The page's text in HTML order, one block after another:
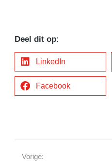
Deel dit op:
LinkedIn
Facebook
Vorige: